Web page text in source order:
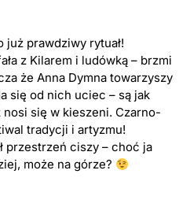
już prawdziwy rytuał!
z Kilarem i ludówką – brzmi
że Anna Dymna towarzyszy
się od nich uciec – są jak
się w kieszeni. Czarno-
tradycji i artyzmu!
przestrzeń ciszy – choć ja
może na górze?